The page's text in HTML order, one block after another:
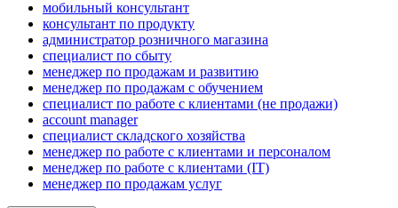
мобильный консультант
консультант по продукту
администратор розничного магазина
специалист по сбыту
менеджер по продажам и развитию
менеджер по продажам с обучением
специалист по работе с клиентами (не продажи)
account manager
специалист складского хозяйства
менеджер по работе с клиентами и персоналом
менеджер по работе с клиентами (IT)
менеджер по продажам услуг